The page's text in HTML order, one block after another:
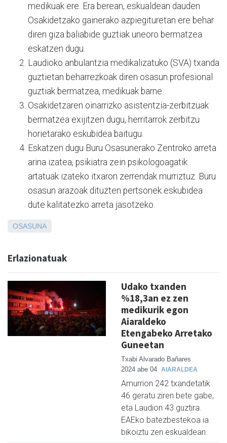
medikuak ere. Era berean, eskualdean dauden
Osakidetzako gainerako azpiegituretan ere behar
diren giza baliabide guztiak uneoro bermatzea
eskatzen dugu.
Laudioko anbulantzia medikalizatuko (SVA) txanda
guztietan beharrezkoak diren osasun profesional
guztiak bermatzea, medikuak barne.
Osakidetzaren oinarrizko asistentzia-zerbitzuak
bermatzea exijitzen dugu, herritarrok zerbitzu
horietarako eskubidea baitugu.
Eskatzen dugu Buru Osasunerako Zentroko arreta
arina izatea, psikiatra zein psikologoagatik
artatuak izateko itxaron zerrendak murriztuz. Buru
osasun arazoak dituzten pertsonek eskubidea
dute kalitatezko arreta jasotzeko.
OSASUNA
Erlazionatuak
Udako txanden
%18,3an ez zen
medikurik egon
Aiaraldeko
Etengabeko Arretako
Guneetan
Txabi Alvarado Bañares
2024 abe 04 AIARALDEA
Amurrion 242 txandetatik
46 geratu ziren bete gabe,
eta Laudion 43 guztira.
EAEko batezbestekoa ia
bikoiztu zen eskualdean.